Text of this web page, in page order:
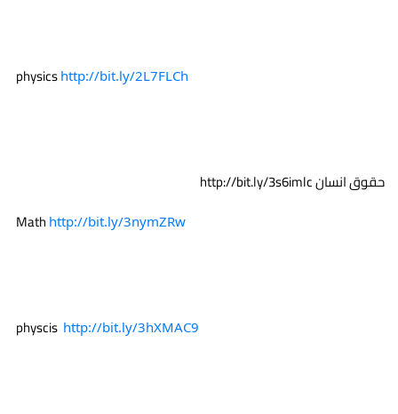
physics http://bit.ly/2L7FLCh
حقوق انسان http://bit.ly/3s6imlc
Math http://bit.ly/3nymZRw
physcis http://bit.ly/3hXMAC9